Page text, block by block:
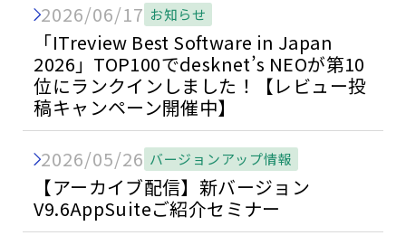
2026/06/17 お知らせ
「ITreview Best Software in Japan
2026」TOP100でdesknet’s NEOが第10
位にランクインしました！【レビュー投
稿キャンペーン開催中】
2026/05/26 バージョンアップ情報
【アーカイブ配信】新バージョン
V9.6AppSuiteご紹介セミナー